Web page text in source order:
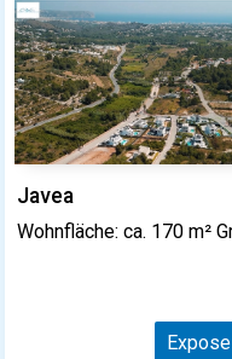
Javea
Wohnfläche: ca. 170 m²